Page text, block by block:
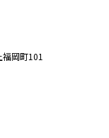
岡町101